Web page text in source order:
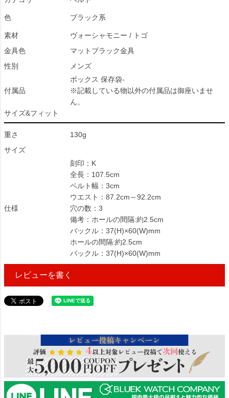
色 ブラック系
素材
ヴォーシャモニー / トゴ
金具色
マットブラック金具
性別
メンズ
付属品
ボックス 保存袋-
※記載している物以外の付属品は御座いませ
ん。
サイズ&フィット
重さ
130g
サイズ
仕様
刻印：K
全長：107.5cm
ベルト幅：3cm
ウエスト：87.2cm～92.2cm
穴の数：3
備考：ホールの間隔:約2.5cm
バックル：37(H)×60(W)mm
ホールの間隔:約2.5cm
バックル：37(H)×60(W)mm
レビューを書く